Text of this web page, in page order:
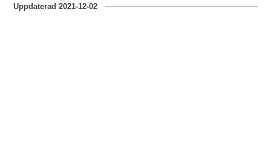
Uppdaterad2021-12-02